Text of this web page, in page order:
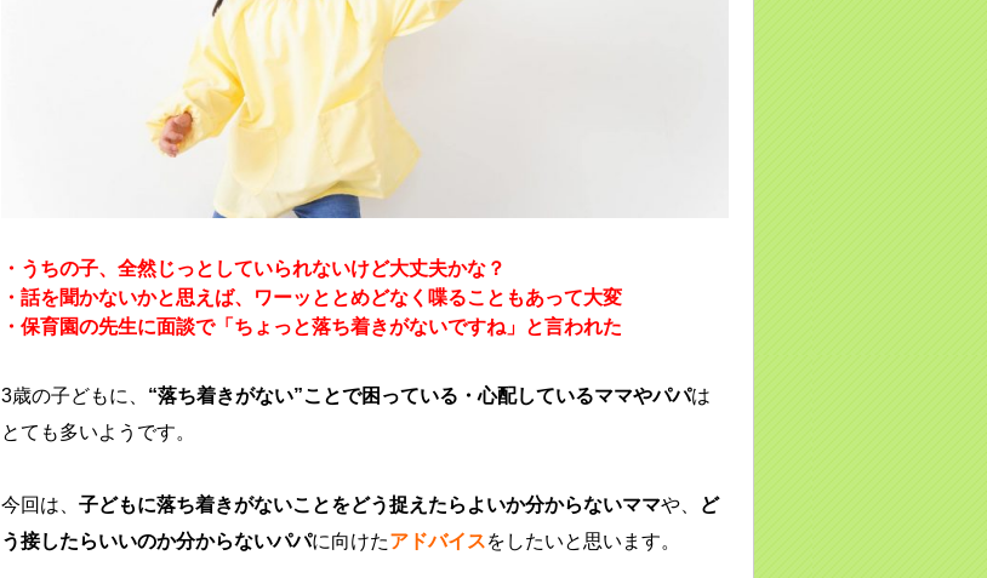
・うちの子、全然じっとしていられないけど大丈夫かな？
・話を聞かないかと思えば、ワーッととめどなく喋ることもあって大変
・保育園の先生に面談で「ちょっと落ち着きがないですね」と言われた
3歳の子どもに、 “落ち着きがない”ことで困っている・心配しているママやパパは
とても多いようです。
今回は、 子どもに落ち着きがないことをどう捉えたらよいか分からないママや、
ど
う接したらいいのか分からないパパに向けたアドバイスをしたいと思います。